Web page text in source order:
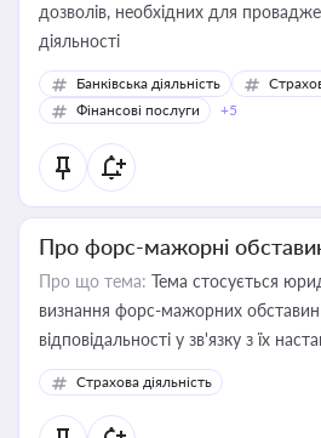
дозволів, необхідних для
діяльності
Банківська діяльність
Фінансові послуги
+5
Про форс-мажорні
Про що тема: Тема стосується
визнання форс-мажорних обставин
відповідальності у зв'язку з їх
Страхова діяльність